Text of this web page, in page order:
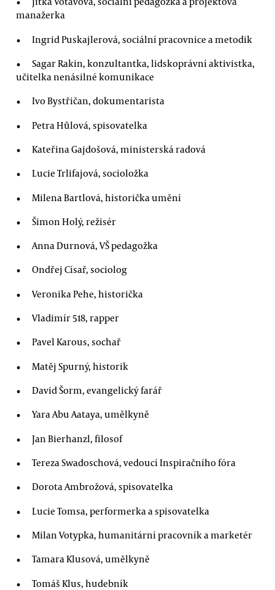
manažerka
Ingrid Puskajlerová, sociální pracovnice a metodik
Sagar Rakin, konzultantka, lidskoprávní aktivistka,
učitelka nenásilné komunikace
Ivo Bystřičan, dokumentarista
Petra Hůlová, spisovatelka
Kateřina Gajdošová, ministerská radová
Lucie Trlifajová, socioložka
Milena Bartlová, historička umění
Šimon Holý, režisér
Anna Durnová, VŠ pedagožka
Ondřej Císař, sociolog
Veronika Pehe, historička
Vladimír 518, rapper
Pavel Karous, sochař
Matěj Spurný, historik
David Šorm, evangelický farář
Yara Abu Aataya, umělkyně
Jan Bierhanzl, filosof
Tereza Swadoschová, vedoucí Inspiračního fóra
Dorota Ambrožová, spisovatelka
Lucie Tomsa, performerka a spisovatelka
Milan Votypka, humanitární pracovník a marketér
Tamara Klusová, umělkyně
Tomáš Klus, hudebník